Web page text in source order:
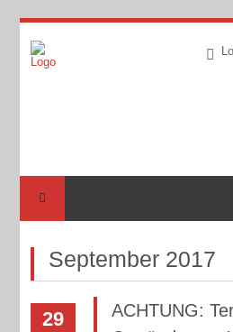
September 2017
29
ACHTUNG: